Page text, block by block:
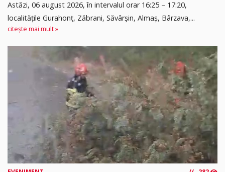
Astăzi, 06 august 2026, în intervalul orar 16:25 – 17:20,
localitățile Gurahonț, Zăbrani, Săvârșin, Almaș, Bârzava,...
citește mai mult »